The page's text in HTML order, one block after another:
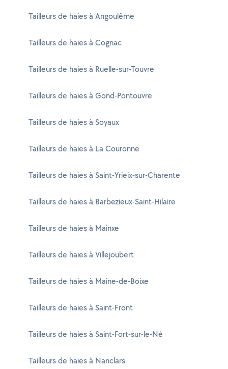
Tailleurs de haies à Angoulême
Tailleurs de haies à Cognac
Tailleurs de haies à Ruelle-sur-Touvre
Tailleurs de haies à Gond-Pontouvre
Tailleurs de haies à Soyaux
Tailleurs de haies à La Couronne
Tailleurs de haies à Saint-Yrieix-sur-Charente
Tailleurs de haies à Barbezieux-Saint-Hilaire
Tailleurs de haies à Mainxe
Tailleurs de haies à Villejoubert
Tailleurs de haies à Maine-de-Boixe
Tailleurs de haies à Saint-Front
Tailleurs de haies à Saint-Fort-sur-le-Né
Tailleurs de haies à Nanclars